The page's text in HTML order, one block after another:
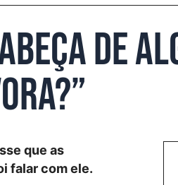
de
que as
falar com ele.